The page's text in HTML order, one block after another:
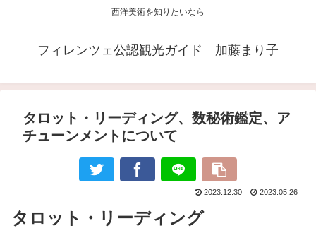
西洋美術を知りたいなら
フィレンツェ公認観光ガイド 加藤まり子
タロット・リーディング、数秘術鑑定、ア
チューンメントについて
2023.12.30 2023.05.26
タロット・リーディング